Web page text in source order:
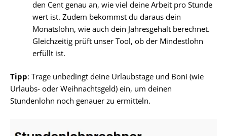
den Cent genau an, wie viel deine Arbeit pro Stunde
wert ist. Zudem bekommst du daraus dein
Monatslohn, wie auch dein Jahresgehalt berechnet.
Gleichzeitig prüft unser Tool, ob der Mindestlohn
erfüllt ist.
Tipp: Trage unbedingt deine Urlaubstage und Boni (wie
Urlaubs- oder Weihnachtsgeld) ein, um deinen
Stundenlohn noch genauer zu ermitteln.